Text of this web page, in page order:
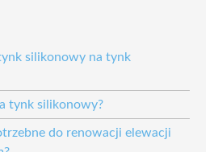
silikonowy na tynk
tynk silikonowy?
do renowacji elewacji